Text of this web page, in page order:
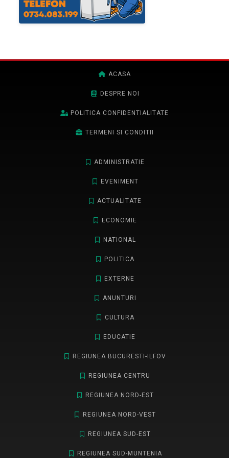
ACASA
DESPRE NOI
POLITICA CONFIDENTIALITATE
TERMENI SI CONDITII
ADMINISTRATIE
EVENIMENT
ACTUALITATE
ECONOMIE
NATIONAL
POLITICA
EXTERNE
ANUNTURI
CULTURA
EDUCATIE
REGIUNEA BUCURESTI-ILFOV
REGIUNEA CENTRU
REGIUNEA NORD-EST
REGIUNEA NORD-VEST
REGIUNEA SUD-EST
REGIUNEA SUD-MUNTENIA